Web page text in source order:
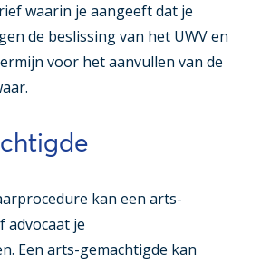
waarin je aangeeft dat je
de beslissing van het UWV en
voor het aanvullen van de
kan een arts-
advocaat je
Een arts-gemachtigde kan